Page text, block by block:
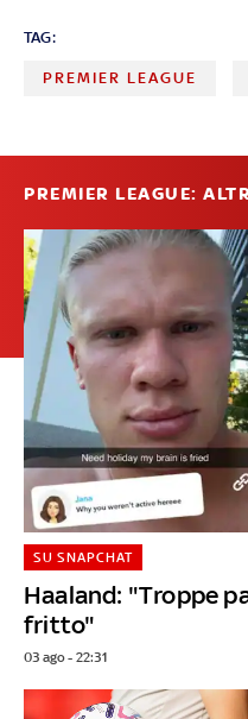
TAG:
PREMIER LEAGUE
PREMIER LEAGUE:
Haaland: "Troppe
fritto"
SU SNAPCHAT
03 ago - 22:31